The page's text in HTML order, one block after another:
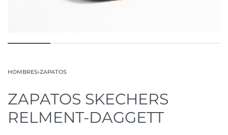
HOMBRES›ZAPATOS
ZAPATOS SKECHERS
RELMENT-DAGGETT